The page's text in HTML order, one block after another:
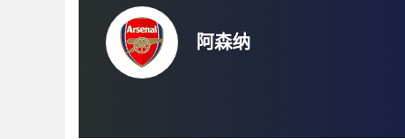
阿森纳